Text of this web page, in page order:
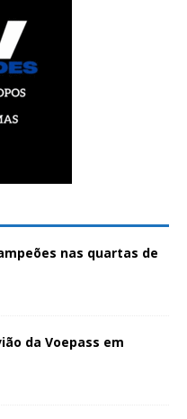
nas quartas de
da Voepass em